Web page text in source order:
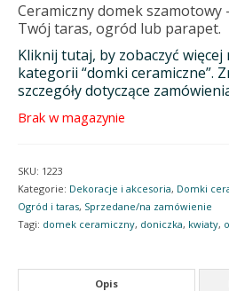
Ceramiczny domek szamotowy
Twój taras, ogród lub parapet.
Kliknij tutaj, by zobaczyć więcej
kategorii “domki ceramiczne”.
szczegóły dotyczące
Brak w magazynie
SKU: 1223
Kategorie: Dekoracje i akcesoria, Domki
Ogród i taras, Sprzedane/na zamówienie
Tagi: domek ceramiczny, doniczka, kwiaty,
Opis